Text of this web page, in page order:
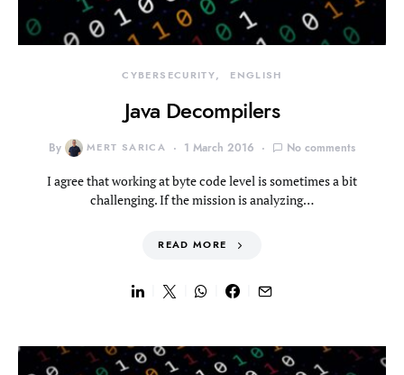
CYBERSECURITY ENGLISH
Java Decompilers
By MERT SARICA 1 March 2016 No comments
I agree that working at byte code level is sometimes a bit
challenging. If the mission is analyzing…
READ MORE